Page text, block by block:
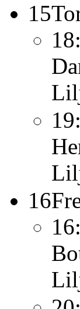
15
16